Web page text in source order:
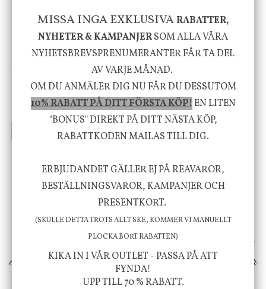
Skål, Hands marmor
635 kr795 kr
KÖP
Nicolas Vahé
Serveringsfat, Ostron,
Stengods
415 kr
INFO KÖP
Vi vill förmedla känsla, upplevelse och
välbefinnande för dig och ditt hem! Med
inspiration från naturen och dess färgpalett
erbjuder vi omsorgsfullt utvalda produkter som
ökar trivsel i ditt hem och ger det lilla extra för
att öka ditt välmående!
MISSA INGA EXKLUSIVARABATTER,
NYHETER & KAMPANJERSOM ALLA VÅRA
NYHETSBREVSPRENUMERANTER FÅR TA DEL
AV VARJE MÅNAD.
OM DU ANMÄLER DIG NU FÅR DU DESSUTOM
10% RABATT PÅ DITT FÖRSTA KÖP!EN LITEN
"BONUS" DIREKT PÅ DITT NÄSTA KÖP,
RABATTKODEN MAILAS TILL DIG.
ERBJUDANDET GÄLLER EJ PÅ REAVAROR,
BESTÄLLNINGSVAROR, KAMPANJER OCH
PRESENTKORT.
(SKULLE DETTA TROTS ALLT SKE, KOMMER VI MANUELLT
PLOCKA BORT RABATTEN)
KIKA IN I VÅR OUTLET - PASSA PÅ ATT
FYNDA!
UPP TILL 70 % RABATT.